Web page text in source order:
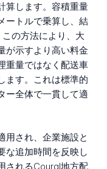
算します。容積重量
ートルで乗算し、結
の方法により、大
が示すより高い料金
重量ではなく配送車
ます。これは標準的
ー全体で一貫して適
用され、企業施設と
な追加時間を反映し
されるCoural地方配